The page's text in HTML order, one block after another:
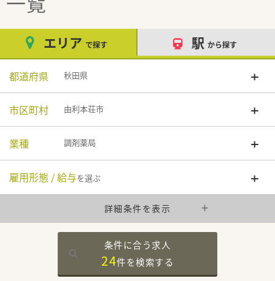
エリア で探す 駅 から探す
都道府県 秋田県
市区町村 由利本荘市
業種 調剤薬局
雇用形態 / 給与を選ぶ
詳細条件を表示
条件に合う求人
24件を検索する